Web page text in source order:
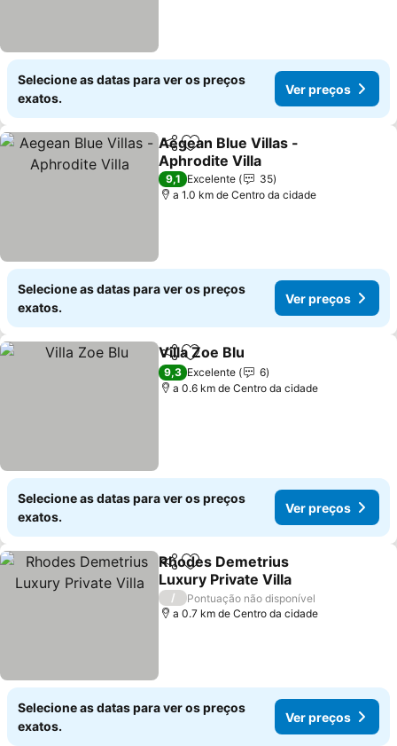
Selecione as datas para ver os preços
exatos.
Ver preços
PartilharAdicionar aos favoritos
Aegean Blue Villas -
Aphrodite Villa
9,1 Excelente
35
a 1.0 km de Centro da cidade
Selecione as datas para ver os preços
exatos.
Ver preços
PartilharAdicionar aos favoritos
Villa Zoe Blu
9,3 Excelente
6
a 0.6 km de Centro da cidade
Selecione as datas para ver os preços
exatos.
Ver preços
PartilharAdicionar aos favoritos
Rhodes Demetrius
Luxury Private Villa
/
Pontuação não disponível
a 0.7 km de Centro da cidade
Selecione as datas para ver os preços
exatos.
Ver preços